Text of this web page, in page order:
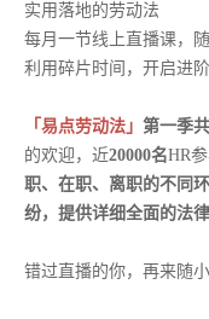
实用落地的劳动法
每月一节线上直播课，
利用碎片时间，开启进
「易点劳动法」 第一季
的欢迎，近20000名HR
职、在职、离职的不同
纷，提供详细全面的法律
错过直播的你，再来随